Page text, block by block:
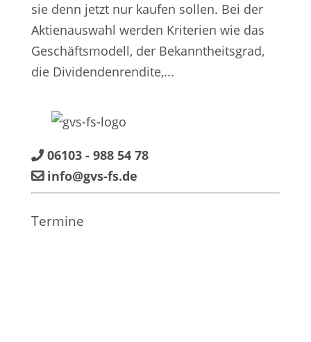
sie denn jetzt nur kaufen sollen. Bei der
Aktienauswahl werden Kriterien wie das
Geschäftsmodell, der Bekanntheitsgrad,
die Dividendenrendite,...
06103 - 988 54 78
info@gvs-fs.de
Termine